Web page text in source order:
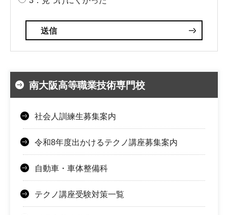
南大阪高等職業技術専門校
社会人訓練生募集案内
令和8年度出かけるテクノ講座募集案内
自動車・車体整備科
テクノ講座受験対策一覧